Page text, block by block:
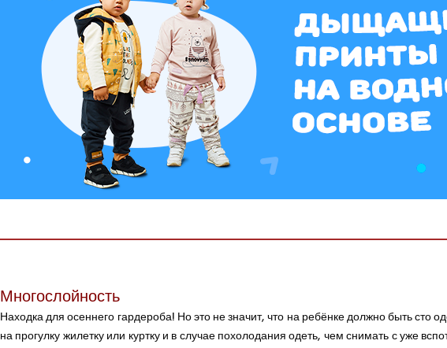
LuckyChild
- дарим 500
на первую покупку для вашего
Многослойность
Находка для осеннего гардероба! Но это не значит, что на ребёнке должно быть сто
на прогулку жилетку или куртку и в случае похолодания одеть, чем снимать с уже